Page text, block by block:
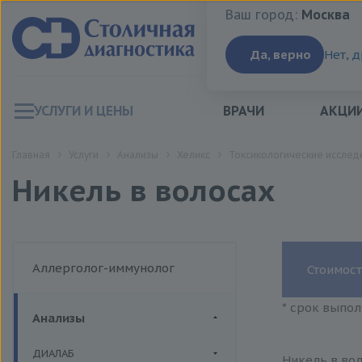
Ваш город:Москва
Ваш город: Москва
Да, верно Нет,
УСЛУГИ И ЦЕНЫ ВРАЧИ
Никель в волосах
Аллерголог-иммунолог
Анализы
ДИАЛАБ
* срок